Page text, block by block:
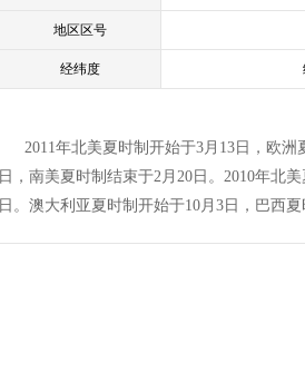
地区区号
经纬度
2011年北美夏时制开始于3月13日，欧
日，南美夏时制结束于2月20日。2010年北
日。澳大利亚夏时制开始于10月3日，巴西夏